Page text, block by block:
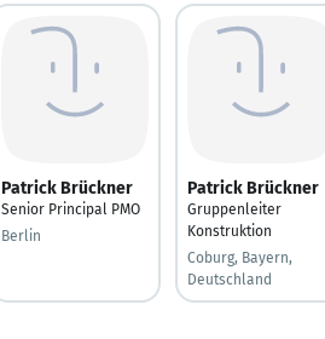
Patrick Brückner
Senior Principal PMO
Berlin
Patrick Brückner
Gruppenleiter
Konstruktion
Coburg, Bayern,
Deutschland